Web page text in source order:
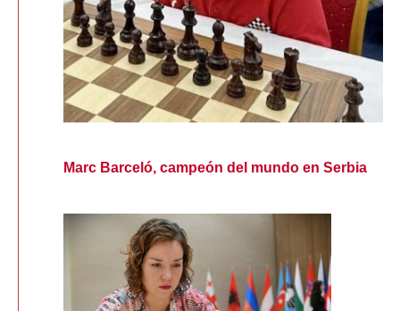
Marc Barceló, campeón del mundo en Serbia